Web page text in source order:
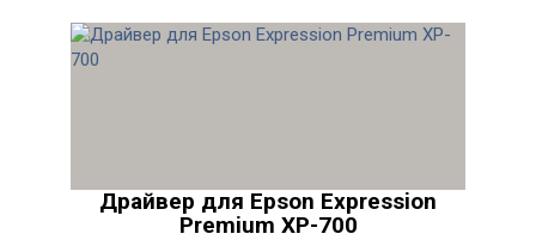
Драйвер для Epson Expression
Premium XP-700